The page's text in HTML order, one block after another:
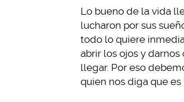
Lo bueno de la vida
lucharon por sus
todo lo quiere
abrir los ojos y
llegar. Por eso
quien nos diga que es